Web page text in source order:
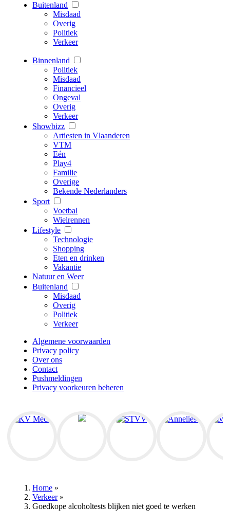
Buitenland
Misdaad
Overig
Politiek
Verkeer
Binnenland
Politiek
Misdaad
Financieel
Ongeval
Overig
Verkeer
Showbizz
Artiesten in Vlaanderen
VTM
Eén
Play4
Familie
Overige
Bekende Nederlanders
Sport
Voetbal
Wielrennen
Lifestyle
Technologie
Shopping
Eten en drinken
Vakantie
Natuur en Weer
Buitenland
Misdaad
Overig
Politiek
Verkeer
Algemene voorwaarden
Privacy policy
Over ons
Contact
Pushmeldingen
Privacy voorkeuren beheren
Kruimelpad
Home »
Verkeer»
Goedkope alcoholtests blijken niet goed te werken